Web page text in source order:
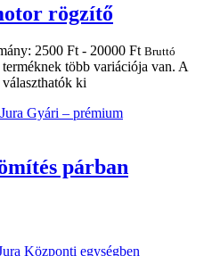
rögzítő
2500 Ft - 20000 Ft Bruttó
több variációja van. A
ki
párban